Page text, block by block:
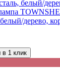
дерево,
в 1 клик